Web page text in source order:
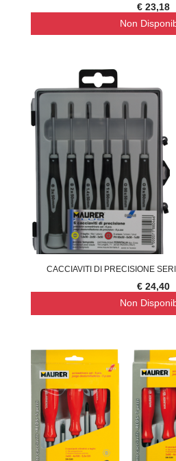
€ 23,18
Non
CACCIAVITI DI PRECISIONE
€ 24,40
Non